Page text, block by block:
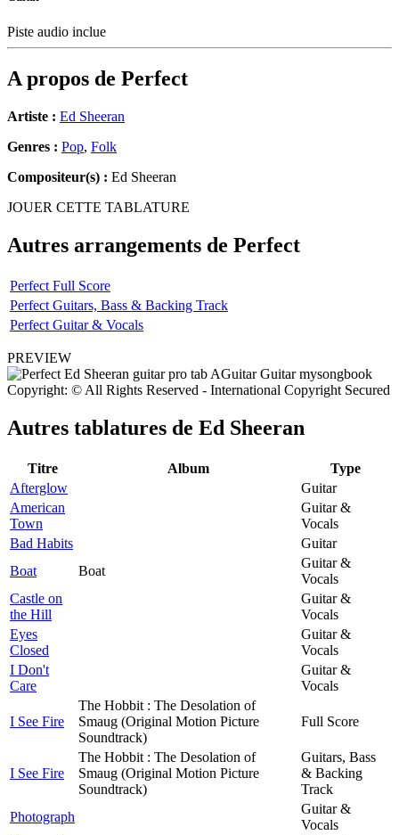
Piste audio inclue
A propos de Perfect
Artiste : Ed Sheeran
Genres : Pop, Folk
Compositeur(s) : Ed Sheeran
JOUER CETTE TABLATURE
Autres arrangements de Perfect
Perfect Full Score
Perfect Guitars, Bass & Backing Track
Perfect Guitar & Vocals
PREVIEW
Copyright: © All Rights Reserved - International Copyright Secured
Autres tablatures de Ed Sheeran
Titre Album
Type
Afterglow
Guitar
American
Town
Guitar &
Vocals
Bad Habits
Guitar
Boat
Boat
Guitar &
Vocals
Castle on
the Hill
Guitar &
Vocals
Eyes
Closed
Guitar &
Vocals
I Don't
Care
Guitar &
Vocals
I See Fire
The Hobbit : The Desolation of
Smaug (Original Motion Picture
Soundtrack)
Full Score
I See Fire
The Hobbit : The Desolation of
Smaug (Original Motion Picture
Soundtrack)
Guitars, Bass
& Backing
Track
Photograph
Guitar &
Vocals